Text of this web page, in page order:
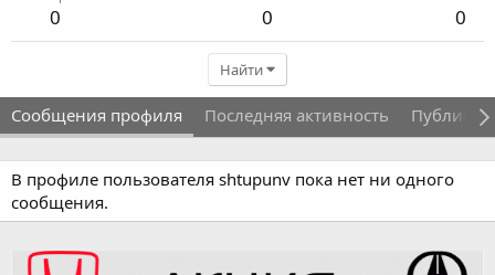
0 0 0
Найти
Сообщения профиля Последняя активность
В профиле пользователя shtupunv пока нет ни одного
сообщения.